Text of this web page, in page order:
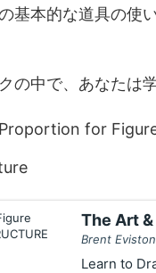
基本的な道具の使
の中で、あなたは
for
The Art
Brent Eviston
Learn to